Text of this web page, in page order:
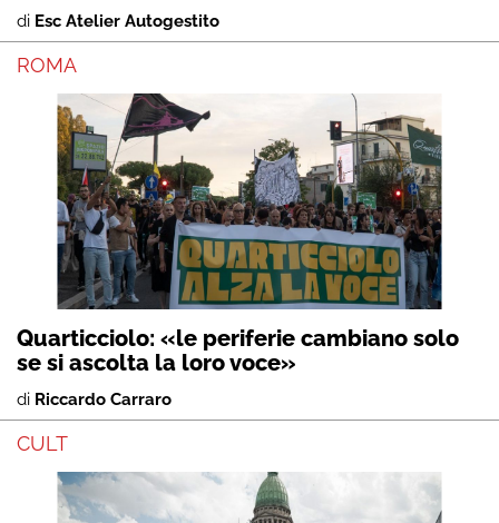
di Esc Atelier Autogestito
ROMA
Quarticciolo: «le periferie cambiano solo
se si ascolta la loro voce»
di Riccardo Carraro
CULT